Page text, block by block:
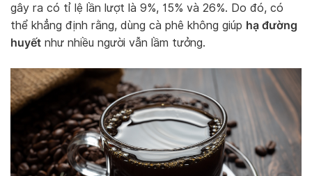
gây ra có tỉ lệ lần lượt là 9%, 15% và 26%. Do đó, có
thể khẳng định rằng, dùng cà phê không giúp hạ đường
huyết như nhiều người vẫn lầm tưởng.